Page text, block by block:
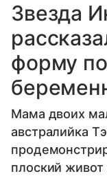
Звезда
форму
Мама двоих
австралийка
плоский